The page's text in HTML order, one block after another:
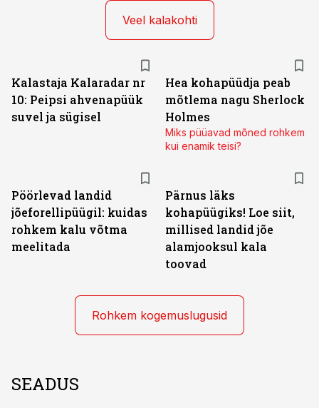
Veel kalakohti
Kalastaja Kalaradar nr
10: Peipsi ahvenapüük
suvel ja sügisel
Hea kohapüüdja peab
mõtlema nagu Sherlock
Holmes
Miks püüavad mõned rohkem
kui enamik teisi?
Pöörlevad landid
jõeforellipüügil: kuidas
rohkem kalu võtma
meelitada
Pärnus läks
kohapüügiks! Loe siit,
millised landid jõe
alamjooksul kala
toovad
Rohkem kogemuslugusid
SEADUS